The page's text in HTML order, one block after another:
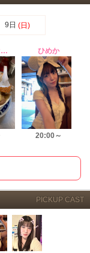
9日 (日)
石橋⭐︎THIRTY THREE⭐︎ ひめか
20:00～
PICKUP CAST